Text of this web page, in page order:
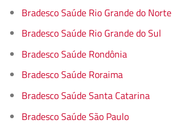
Bradesco Saúde Rio Grande do Norte
Bradesco Saúde Rio Grande do Sul
Bradesco Saúde Rondônia
Bradesco Saúde Roraima
Bradesco Saúde Santa Catarina
Bradesco Saúde São Paulo